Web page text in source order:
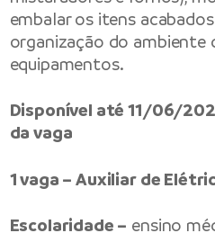
embalar os itens
organização do ambiente
equipamentos.
Disponível até 11/06/
da vaga
1 vaga – Auxiliar de
Escolaridade – ensino